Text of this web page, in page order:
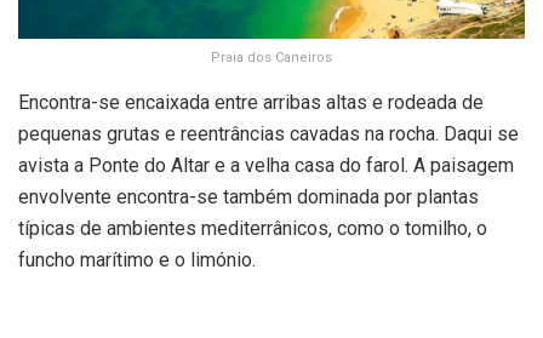
Praia dos Caneiros
Encontra-se encaixada entre arribas altas e rodeada de
pequenas grutas e reentrâncias cavadas na rocha. Daqui se
avista a Ponte do Altar e a velha casa do farol. A paisagem
envolvente encontra-se também dominada por plantas
típicas de ambientes mediterrânicos, como o tomilho, o
funcho marítimo e o limónio.